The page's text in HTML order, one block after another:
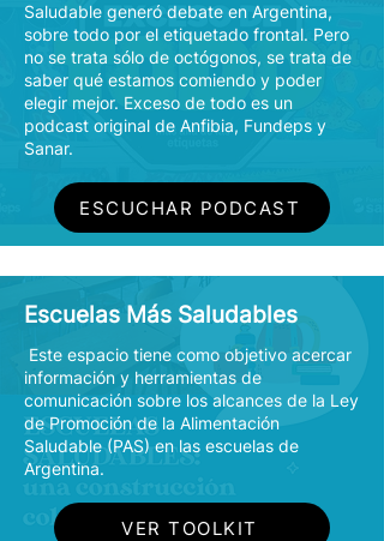
Saludable generó debate en Argentina,
sobre todo por el etiquetado frontal. Pero
no se trata sólo de octógonos, se trata de
saber qué estamos comiendo y poder
elegir mejor. Exceso de todo es un
podcast original de Anfibia, Fundeps y
Sanar.
ESCUCHAR PODCAST
Escuelas Más Saludables
Este espacio tiene como objetivo acercar
información y herramientas de
comunicación sobre los alcances de la Ley
de Promoción de la Alimentación
Saludable (PAS) en las escuelas de
Argentina.
VER TOOLKIT